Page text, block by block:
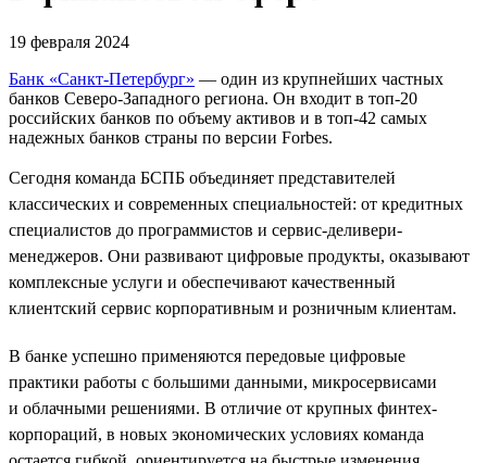
19 февраля 2024
Банк «Санкт-Петербург» — один из крупнейших частных
банков Северо-Западного региона. Он входит в топ-20
российских банков по объему активов и в топ-42 самых
надежных банков страны по версии Forbes.
Сегодня команда БСПБ объединяет представителей
классических и современных специальностей: от кредитных
специалистов до программистов и сервис-деливери-
менеджеров. Они развивают цифровые продукты, оказывают
комплексные услуги и обеспечивают качественный
клиентский сервис корпоративным и розничным клиентам.
В банке успешно применяются передовые цифровые
практики работы с большими данными, микросервисами
и облачными решениями. В отличие от крупных финтех-
корпораций, в новых экономических условиях команда